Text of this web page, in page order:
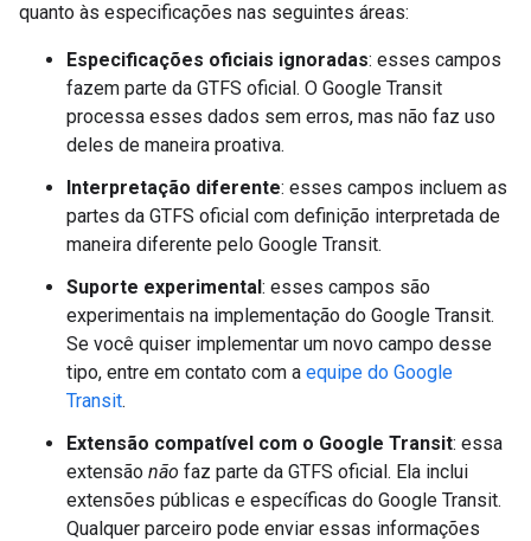
quanto às especificações nas seguintes áreas:
Especificações oficiais ignoradas: esses campos
fazem parte da GTFS oficial. O Google Transit
processa esses dados sem erros, mas não faz uso
deles de maneira proativa.
Interpretação diferente: esses campos incluem as
partes da GTFS oficial com definição interpretada de
maneira diferente pelo Google Transit.
Suporte experimental: esses campos são
experimentais na implementação do Google Transit.
Se você quiser implementar um novo campo desse
tipo, entre em contato com a equipe do Google
Transit.
Extensão compatível com o Google Transit: essa
extensão não faz parte da GTFS oficial. Ela inclui
extensões públicas e específicas do Google Transit.
Qualquer parceiro pode enviar essas informações